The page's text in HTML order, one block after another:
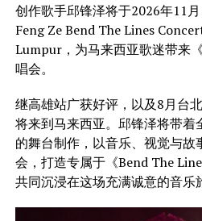
创作歌手邱锋泽将于2026年11
Feng Ze Bend The Lines
Lumpur，为马来西亚歌迷带来
唱会。
继高雄站广获好评，以及8月台
将来到马来西亚。邱锋泽将带着
的舞台制作，以音乐、视觉与故
会，打造专属于《Bend The
共同沉浸在这场充满诚意的音乐